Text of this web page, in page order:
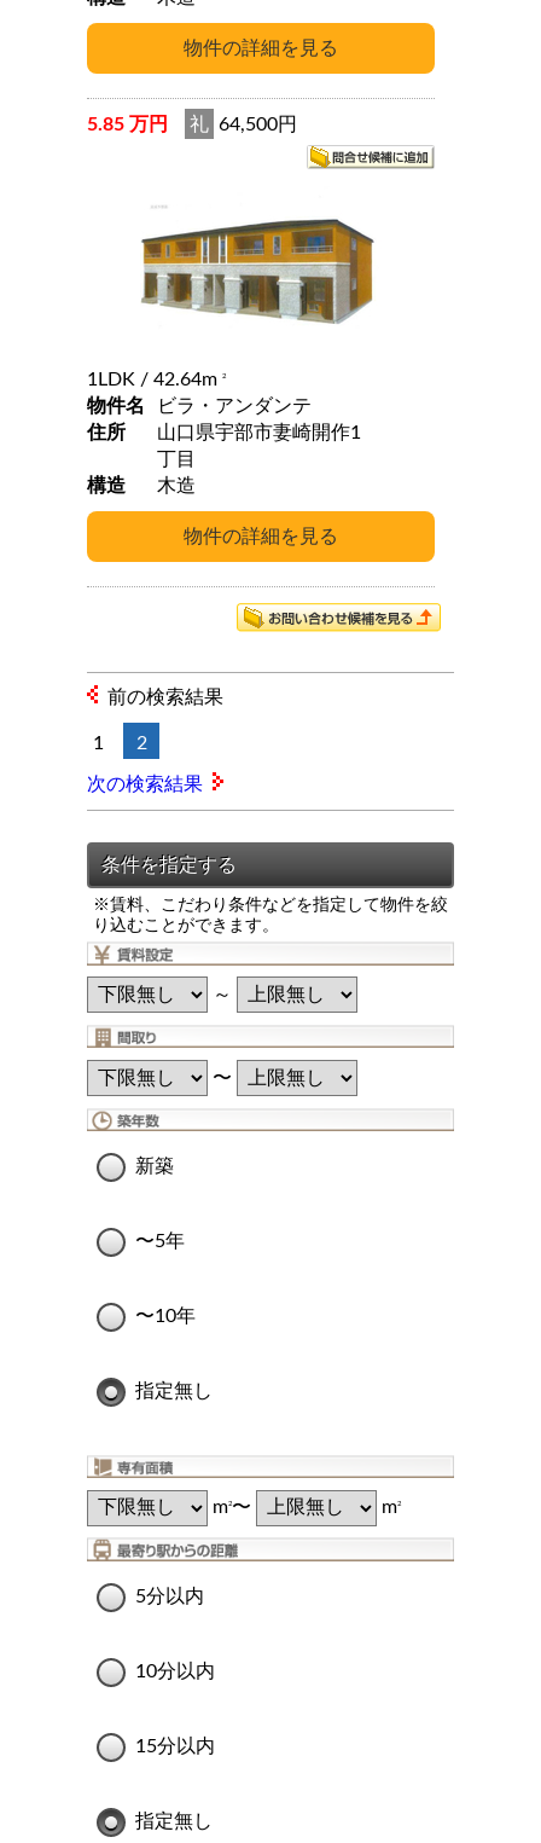
5.85 万円 礼 64,500円
1LDK / 42.64m 2
物件名
ビラ・アンダンテ
住所
山口県宇部市妻崎開作1
丁目
構造
木造
前の検索結果
1 2
次の検索結果
※賃料、こだわり条件などを指定して物件を絞
り込むことができます。
～
〜
新築
〜5年
〜10年
指定無し
m2〜 m2
5分以内
10分以内
15分以内
指定無し